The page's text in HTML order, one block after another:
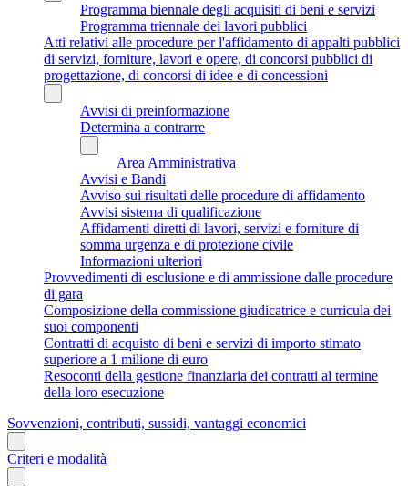
Programma biennale degli acquisiti di beni e servizi
Programma triennale dei lavori pubblici
Atti relativi alle procedure per l'affidamento di appalti pubblici
di servizi, forniture, lavori e opere, di concorsi pubblici di
progettazione, di concorsi di idee e di concessioni
Avvisi di preinformazione
Determina a contrarre
Area Amministrativa
Avvisi e Bandi
Avviso sui risultati delle procedure di affidamento
Avvisi sistema di qualificazione
Affidamenti diretti di lavori, servizi e forniture di
somma urgenza e di protezione civile
Informazioni ulteriori
Provvedimenti di esclusione e di ammissione dalle procedure
di gara
Composizione della commissione giudicatrice e curricula dei
suoi componenti
Contratti di acquisto di beni e servizi di importo stimato
superiore a 1 milione di euro
Resoconti della gestione finanziaria dei contratti al termine
della loro esecuzione
Sovvenzioni, contributi, sussidi, vantaggi economici
Criteri e modalità